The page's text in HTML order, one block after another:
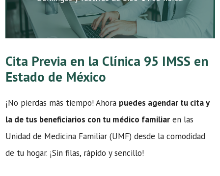
Cita Previa en la Clínica 95 IMSS en
Estado de México
¡No pierdas más tiempo! Ahora puedes agendar tu cita y
la de tus beneficiarios con tu médico familiar en las
Unidad de Medicina Familiar (UMF) desde la comodidad
de tu hogar. ¡Sin filas, rápido y sencillo!